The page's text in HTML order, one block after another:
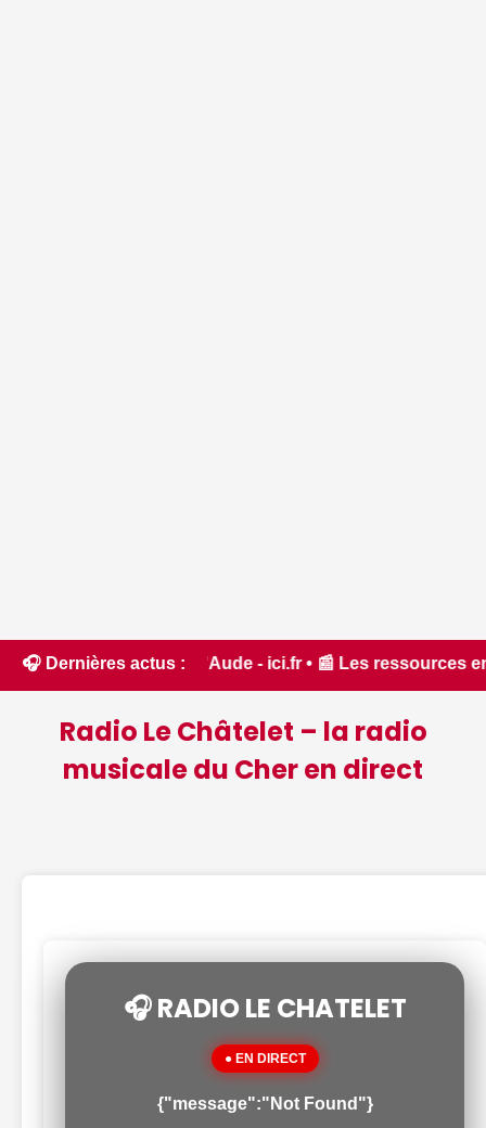
🎧 Dernières actus :
l'Aude - ici.fr • 📰 Les ressources en eau dans
Radio Le Châtelet – la radio
musicale du Cher en direct
🎧 RADIO LE CHATELET
● EN DIRECT
{"message":"Not Found"}